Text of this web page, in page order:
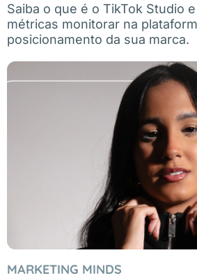
Saiba o que é o TikTok Studio
métricas monitorar na
posicionamento da sua marca.
MARKETING MINDS